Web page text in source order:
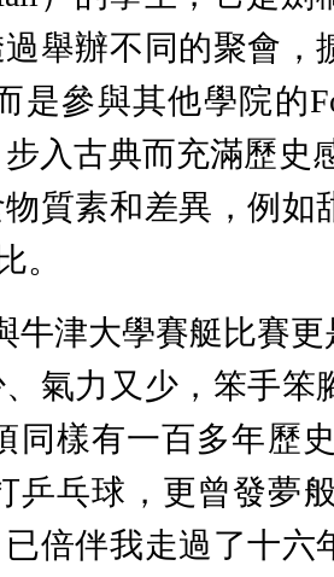
舉辦不同的聚會
參與其他學院的
入古典而充滿歷史
質素和差異，例
。
津大學賽艇比賽
氣力又少，笨手
樣有一百多年歷
乓球，更曾發夢
倍伴我走過了十